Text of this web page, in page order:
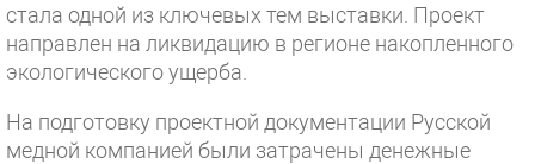
стала одной из ключевых тем выставки. Проект
направлен на ликвидацию в регионе накопленного
экологического ущерба.
На подготовку проектной документации Русской
медной компанией были затрачены денежные